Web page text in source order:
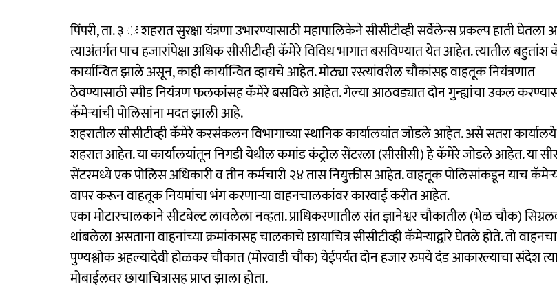
पिंपरी, ता. ३ ः शहरात सुरक्षा यंत्रणा उभारण्यासाठी महापालिकेने सीसीटीव्ही सर्वेलेन्स प्रकल्प हाती घेतला
त्याअंतर्गत पाच हजारांपेक्षा अधिक सीसीटीव्ही कॅमेरे विविध भागात बसविण्यात येत आहेत. त्यातील बहुतांश
कार्यान्वित झाले असून, काही कार्यान्वित व्हायचे आहेत. मोठ्या रस्त्यांवरील चौकांसह वाहतूक नियंत्रणात
ठेवण्यासाठी स्पीड नियंत्रण फलकांसह कॅमेरे बसविले आहेत. गेल्या आठवड्यात दोन गुन्ह्यांचा उकल
कॅमेऱ्यांची पोलिसांना मदत झाली आहे.
शहरातील सीसीटीव्ही कॅमेरे करसंकलन विभागाच्या स्थानिक कार्यालयांत जोडले आहेत. असे सतरा कार्यालये
शहरात आहेत. या कार्यालयांतून निगडी येथील कमांड कंट्रोल सेंटरला (सीसीसी) हे कॅमेरे जोडले आहेत. या
सेंटरमध्ये एक पोलिस अधिकारी व तीन कर्मचारी २४ तास नियुक्तीस आहेत. वाहतूक पोलिसांकडून याच
वापर करून वाहतूक नियमांचा भंग करणाऱ्या वाहनचालकांवर कारवाई करीत आहेत.
एका मोटारचालकाने सीटबेल्ट लावलेला नव्हता. प्राधिकरणातील संत ज्ञानेश्वर चौकातील (भेळ चौक)
थांबलेला असताना वाहनांच्या क्रमांकासह चालकाचे छायाचित्र सीसीटीव्ही कॅमेऱ्याद्वारे घेतले होते. तो
पुण्यश्लोक अहल्यादेवी होळकर चौकात (मोरवाडी चौक) येईपर्यंत दोन हजार रुपये दंड आकारल्याचा संदेश
मोबाईलवर छायाचित्रासह प्राप्त झाला होता.